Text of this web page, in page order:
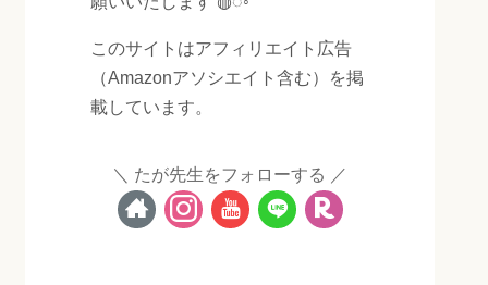
このサイトはアフィリエイト広告
（Amazonアソシエイト含む）を掲
載しています。
たが先生をフォローする